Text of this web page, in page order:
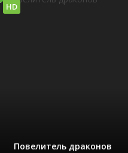
Повелитель драконов
HD